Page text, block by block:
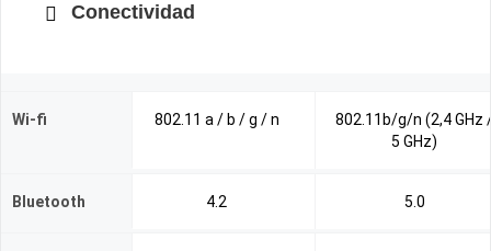
Conectividad
Wi-fi 802.11 a / b / g / n
802.11b/g/n (2,4 GHz
5 GHz)
Bluetooth 4.2 5.0